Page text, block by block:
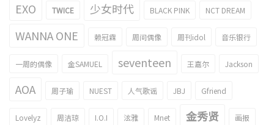
EXO TWICE 少女时代 BLACK PINK NCT DREAM
WANNA ONE 赖冠霖 周间偶像 周刊idol 音乐银行
一周的偶像 金SAMUEL seventeen 王嘉尔 Jackson
AOA 周子瑜 NUEST 人气歌谣 JBJ Gfriend
Lovelyz 周洁琼 I.O.I 泫雅 Mnet 金秀贤 画报